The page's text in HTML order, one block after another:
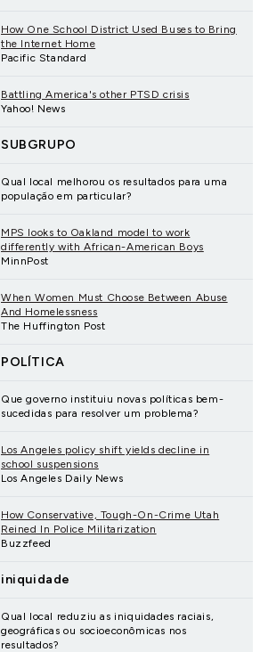
How One School District Used Buses to Bring
the Internet Home
Pacific Standard
Battling America's other PTSD crisis
Yahoo! News
SUBGRUPO
Qual local melhorou os resultados para uma
população em particular?
MPS looks to Oakland model to work
differently with African-American Boys
MinnPost
When Women Must Choose Between Abuse
And Homelessness
The Huffington Post
POLÍTICA
Que governo instituiu novas políticas bem-
sucedidas para resolver um problema?
Los Angeles policy shift yields decline in
school suspensions
Los Angeles Daily News
How Conservative, Tough-On-Crime Utah
Reined In Police Militarization
Buzzfeed
iniquidade
Qual local reduziu as iniquidades raciais,
geográficas ou socioeconômicas nos
resultados?